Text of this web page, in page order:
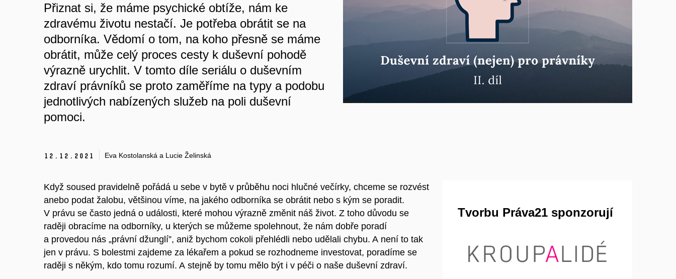
Přiznat si, že máme psychické obtíže, nám ke
zdravému životu nestačí. Je potřeba obrátit se na
odborníka. Vědomí o tom, na koho přesně se máme
obrátit, může celý proces cesty k duševní pohodě
výrazně urychlit. V tomto díle seriálu o duševním
zdraví právníků se proto zaměříme na typy a podobu
jednotlivých nabízených služeb na poli duševní
pomoci.
12. 12. 2021 Eva Kostolanská a Lucie Želinská
Když soused pravidelně pořádá u sebe v bytě v průběhu noci hlučné večírky, chceme se rozvést
anebo podat žalobu, většinou víme, na jakého odborníka se obrátit nebo s kým se poradit.
V právu se často jedná o události, které mohou výrazně změnit náš život. Z toho důvodu se
raději obracíme na odborníky, u kterých se můžeme spolehnout, že nám dobře poradí
a provedou nás „právní džunglí”, aniž bychom cokoli přehlédli nebo udělali chybu. A není to tak
jen v právu. S bolestmi zajdeme za lékařem a pokud se rozhodneme investovat, poradíme se
raději s někým, kdo tomu rozumí. A stejně by tomu mělo být i v péči o naše duševní zdraví.
Tvorbu Práva21 sponzorují